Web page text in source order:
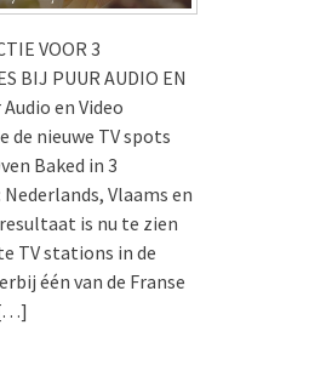
VOOR 3
BIJ PUUR AUDIO EN
en Video
de nieuwe TV spots
Baked in 3
Vlaams en
is nu te zien
TV stations in de
één van de Franse